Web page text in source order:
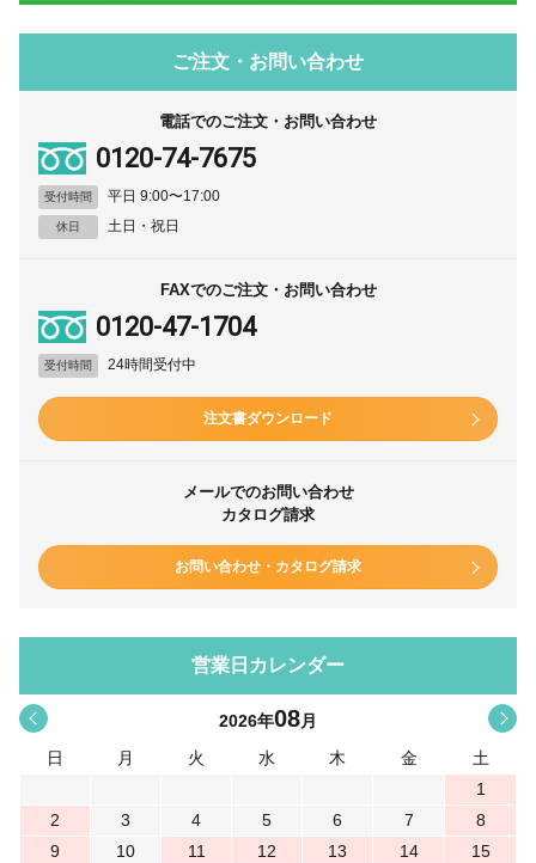
ご注文・お問い合わせ
電話でのご注文・お問い合わせ
0120-74-7675
受付時間 平日 9:00〜17:00
休日 土日・祝日
FAXでのご注文・お問い合わせ
0120-47-1704
受付時間 24時間受付中
注文書ダウンロード
メールでのお問い合わせ
カタログ請求
お問い合わせ・カタログ請求
営業日カレンダー
< >
2026年08月
日
月 火 水 木 金
土
1
2
3 4 5 6 7
8
9
10 11 12 13 14
15